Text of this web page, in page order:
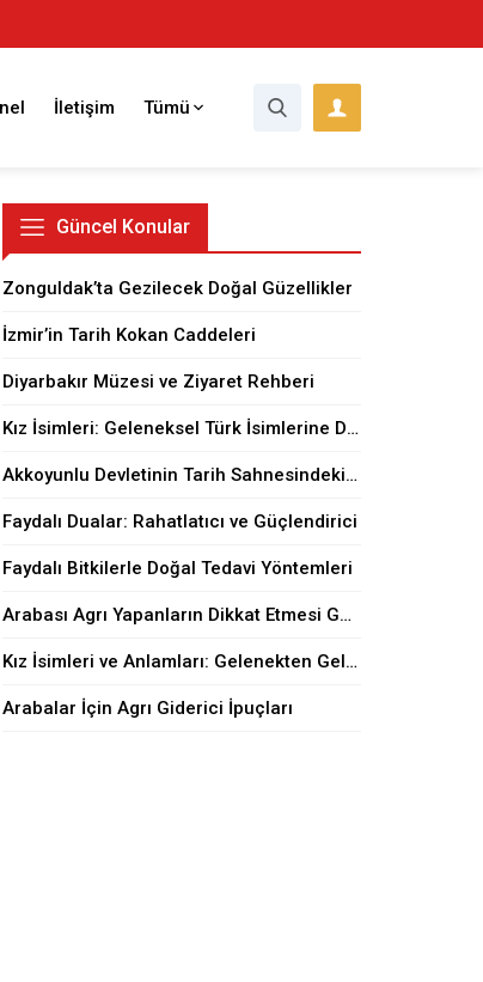
İletişim Tümü
Güncel Konular
Zonguldak’ta Gezilecek Doğal Güzellikler
İzmir’in Tarih Kokan Caddeleri
Diyarbakır Müzesi ve Ziyaret Rehberi
Kız İsimleri: Geleneksel Türk İsimlerine Dair
Akkoyunlu Devletinin Tarih Sahnesindeki Yeri
Faydalı Dualar: Rahatlatıcı ve Güçlendirici
Faydalı Bitkilerle Doğal Tedavi Yöntemleri
Arabası Agrı Yapanların Dikkat Etmesi Gerekenler
Kız İsimleri ve Anlamları: Gelenekten Geleceğe
Arabalar İçin Agrı Giderici İpuçları